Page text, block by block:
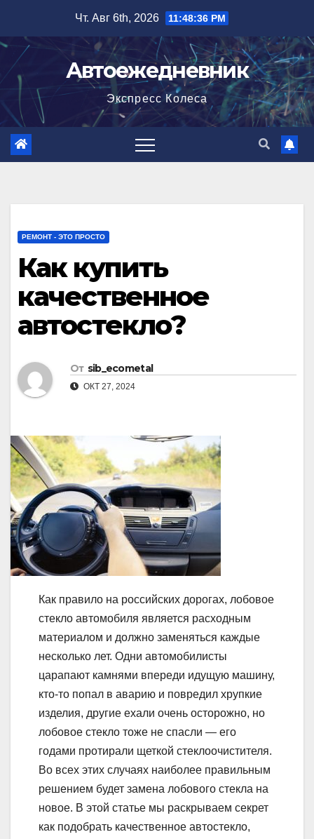
содержимому
Чт. Авг 6th, 2026 11:48:37 PM
Автоежедневник
Экспресс Колеса
РЕМОНТ - ЭТО ПРОСТО
Как купить
качественное
автостекло?
От sib_ecometal
ОКТ 27, 2024
Как правило на российских дорогах, лобовое
стекло автомобиля является расходным
материалом и должно заменяться каждые
несколько лет. Одни автомобилисты
царапают камнями впереди идущую машину,
кто-то попал в аварию и повредил хрупкие
изделия, другие ехали очень осторожно, но
лобовое стекло тоже не спасли — его
годами протирали щеткой стеклоочистителя.
Во всех этих случаях наиболее правильным
решением будет замена лобового стекла на
новое. В этой статье мы раскрываем секрет
как подобрать качественное автостекло,